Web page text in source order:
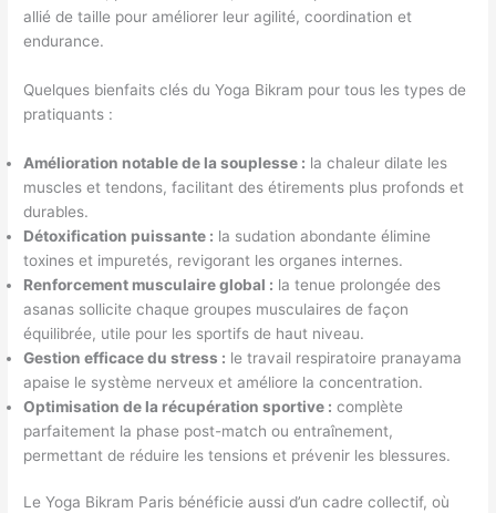
allié de taille pour améliorer leur agilité, coordination et
endurance.
Quelques bienfaits clés du Yoga Bikram pour tous les types de
pratiquants :
Amélioration notable de la souplesse : la chaleur dilate les
muscles et tendons, facilitant des étirements plus profonds et
durables.
Détoxification puissante : la sudation abondante élimine
toxines et impuretés, revigorant les organes internes.
Renforcement musculaire global : la tenue prolongée des
asanas sollicite chaque groupes musculaires de façon
équilibrée, utile pour les sportifs de haut niveau.
Gestion efficace du stress : le travail respiratoire pranayama
apaise le système nerveux et améliore la concentration.
Optimisation de la récupération sportive : complète
parfaitement la phase post-match ou entraînement,
permettant de réduire les tensions et prévenir les blessures.
Le Yoga Bikram Paris bénéficie aussi d’un cadre collectif, où